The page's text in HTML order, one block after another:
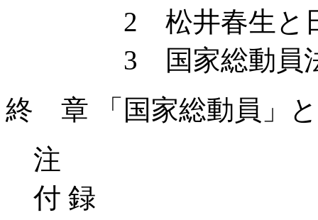
2 松井春生と日
3 国家総動員法
終 章 「国家総動員」
注
付 録